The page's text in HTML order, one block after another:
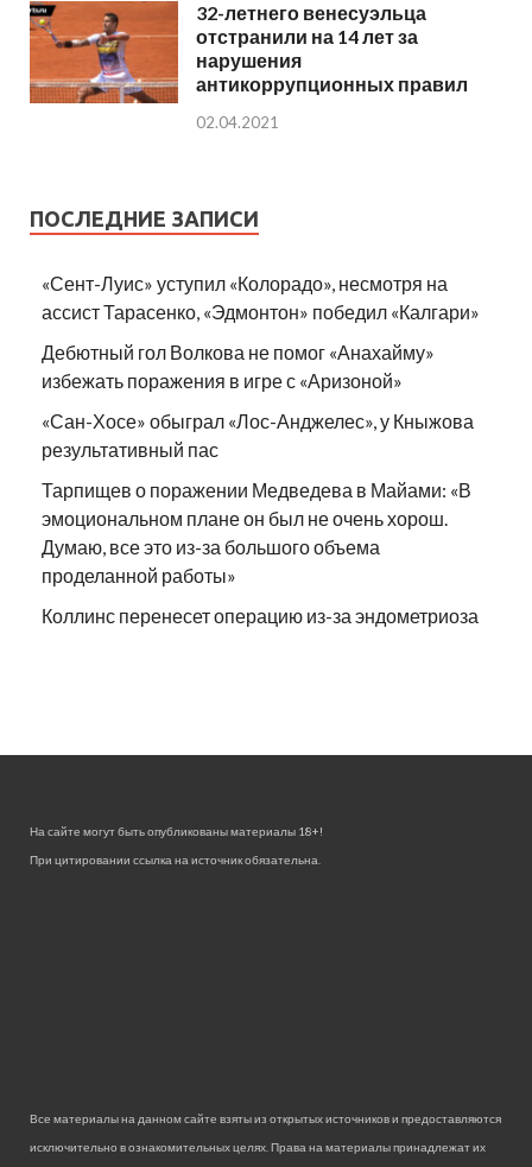
32-летнего венесуэльца
отстранили на 14 лет за
нарушения
антикоррупционных правил
02.04.2021
ПОСЛЕДНИЕ ЗАПИСИ
«Сент-Луис» уступил «Колорадо», несмотря на
ассист Тарасенко, «Эдмонтон» победил «Калгари»
Дебютный гол Волкова не помог «Анахайму»
избежать поражения в игре с «Аризоной»
«Сан-Хосе» обыграл «Лос-Анджелес», у Кныжова
результативный пас
Тарпищев о поражении Медведева в Майами: «В
эмоциональном плане он был не очень хорош.
Думаю, все это из-за большого объема
проделанной работы»
Коллинс перенесет операцию из-за эндометриоза
На сайте могут быть опубликованы материалы 18+!
При цитировании ссылка на источник обязательна.
Все материалы на данном сайте взяты из открытых источников и предоставляются
исключительно в ознакомительных целях. Права на материалы принадлежат их